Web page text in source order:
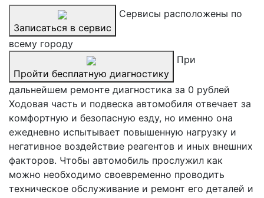
Записаться в сервис
Сервисы расположены по
всему городу
Пройти бесплатную диагностику
При
дальнейшем ремонте диагностика за 0 рублей
Ходовая часть и подвеска автомобиля отвечает за
комфортную и безопасную езду, но именно она
ежедневно испытывает повышенную нагрузку и
негативное воздействие реагентов и иных внешних
факторов. Чтобы автомобиль прослужил как
можно необходимо своевременно проводить
техническое обслуживание и ремонт его деталей и